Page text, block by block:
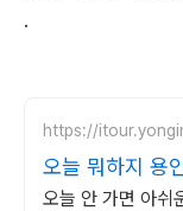
.
https://
오늘 뭐하지 용
오늘 안 가면 아쉬